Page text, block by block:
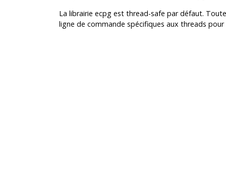
La librairie ecpgest thread-safe par défaut.
ligne de commande spécifiques aux threads